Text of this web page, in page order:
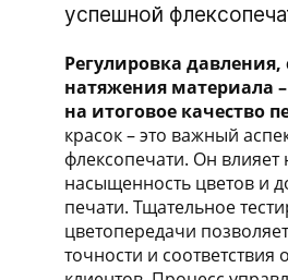
успешной
Регулировка давления,
натяжения материала –
на итоговое качество
красок – это важный
флексопечати. Он влияет
насыщенность цветов и
печати. Тщательное
цветопередачи
точности и